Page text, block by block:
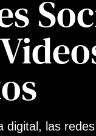
digital, las